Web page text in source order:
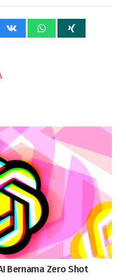
Bernama Zero Shot